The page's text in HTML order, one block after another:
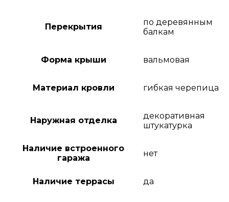
Перекрытия
по деревянным
балкам
Форма крыши вальмовая
Материал кровли гибкая черепица
Наружная отделка
декоративная
штукатурка
Наличие встроенного
гаража
нет
Наличие террасы да